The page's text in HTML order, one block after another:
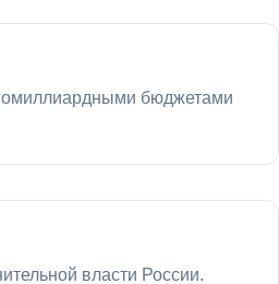
бюджетами
власти России.